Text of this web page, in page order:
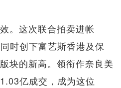
。这次联合拍卖进帐
时创下富艺斯香港及保
块的新高。领衔作奈良美
亿成交，成为这位